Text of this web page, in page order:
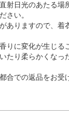
射日光のあたる
さい。
ありますので、
りに変化が生じる
たり柔らかくなっ
合での返品をお受